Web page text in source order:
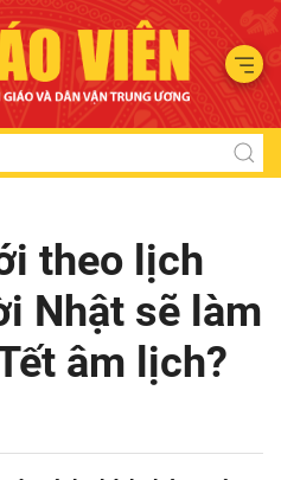
theo lịch
Nhật sẽ làm
âm lịch?